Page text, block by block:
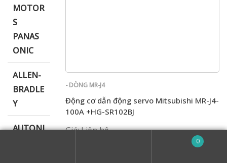
MOTOR
S
PANAS
ONIC
ALLEN-
BRADLE
Y
AUTONI
- DÒNG MR-J4
Động cơ dẫn động servo Mitsubishi MR-J4-
100A +HG-SR102BJ
Giá: Liên hệ
0